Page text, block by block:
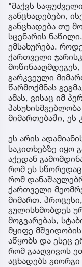
"მაქვს
განცხადებები,
განცხადება თუ
სცენარის
ემსახურება.
ქართველი
მოწინააღმდეგეს,
გარკვეული
წარმოქმნას
ამას, ვისაც იმ
მიმართებაში, ეს
ეს არის
საკითხებზე იყო
აქედან
რომ ეს
რომ
ქართველი
მიმართ.
გულისხმობდეს
მოგვარებას,
მყიფე
აწყობს და ესეც
რომ გააღვივოს
აცხადებს